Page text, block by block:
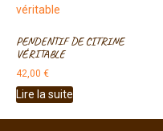
PENDENTIF DE CITRINE
VÉRITABLE
42,00 €
Lire la suite